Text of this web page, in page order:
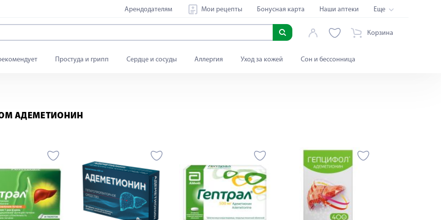
Арендодателям Мои рецепты Бонусная карта Наши аптеки Еще
Корзина
Простуда и грипп Сердце и сосуды Аллергия Уход за кожей Сон и бессонница
АДЕМЕТИОНИН